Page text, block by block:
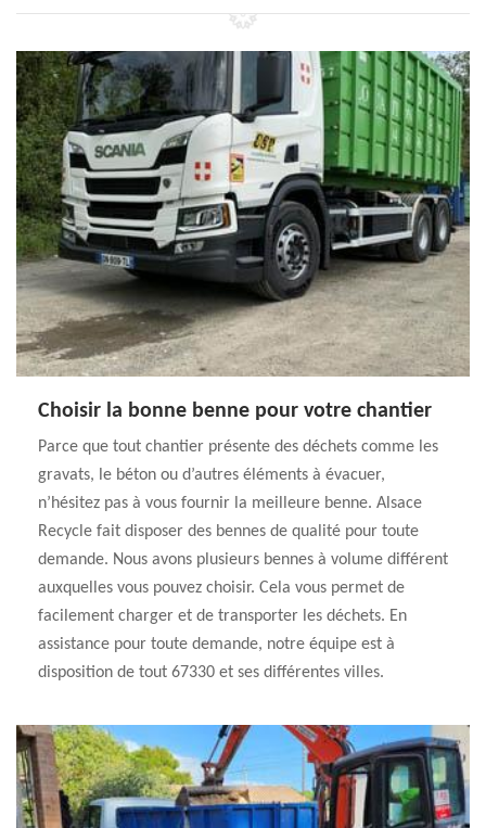
Choisir la bonne benne pour votre chantier
Parce que tout chantier présente des déchets comme les
gravats, le béton ou d’autres éléments à évacuer,
n’hésitez pas à vous fournir la meilleure benne. Alsace
Recycle fait disposer des bennes de qualité pour toute
demande. Nous avons plusieurs bennes à volume différent
auxquelles vous pouvez choisir. Cela vous permet de
facilement charger et de transporter les déchets. En
assistance pour toute demande, notre équipe est à
disposition de tout 67330 et ses différentes villes.